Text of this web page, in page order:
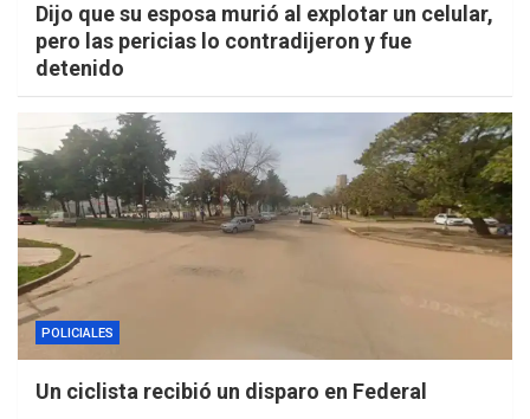
Dijo que su esposa murió al explotar un celular,
pero las pericias lo contradijeron y fue
detenido
POLICIALES
Un ciclista recibió un disparo en Federal